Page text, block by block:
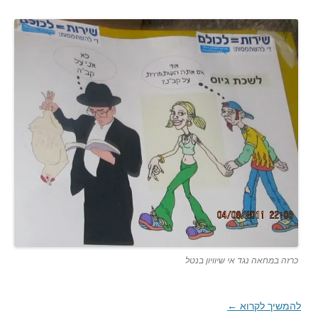
כרזה במחאה נגד אי שיוויון בנטל
להמשיך לקרוא ←